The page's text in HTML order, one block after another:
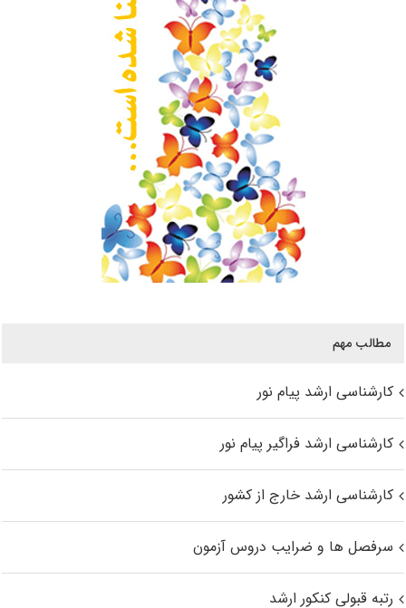
مطالب مهم
کارشناسی ارشد پیام نور
کارشناسی ارشد فراگیر پیام نور
کارشناسی ارشد خارج از کشور
سرفصل ها و ضرایب دروس آزمون
رتبه قبولی کنکور ارشد